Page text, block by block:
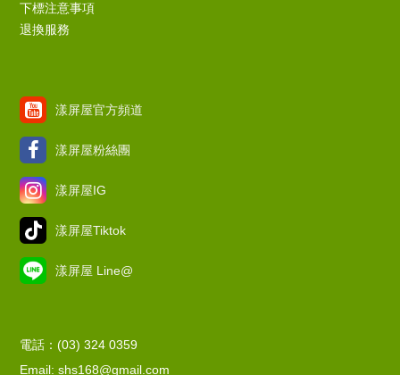
下標注意事項
退換服務
漾屏屋官方頻道
漾屏屋粉絲團
漾屏屋IG
漾屏屋Tiktok
漾屏屋 Line@
電話：(03) 324 0359
Email: shs168@gmail.com